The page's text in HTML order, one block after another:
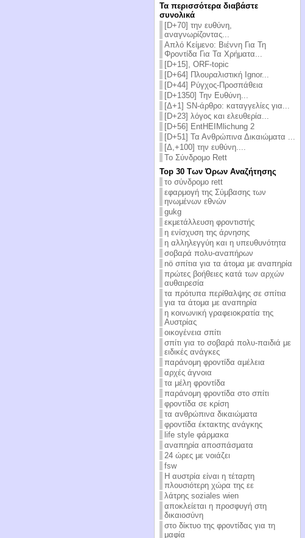
Τα περισσότερα διαβάστε
συνολικά
[D+70] την ευθύνη,
αναγνωρίζοντας...
Απλό Κείμενο: Βιέννη Για Τη
Φροντίδα Για Τα Χρήματα...
[D+15], ORF-topic
[D+64] Πλουραλιστική Ignor...
[D+44] Ρύγχος-Προσπάθεια
[D+1350] Την Ευθύνη...
[Δ+1] SN-άρθρο: καταγγελίες για...
[D+23] λόγος και ελευθερία...
[D+56] EntHEIMlichung 2
[D+51] Τα Ανθρώπινα Δικαιώματα ...
[Δ,+100] την ευθύνη....
Το Σύνδρομο Rett
Top 30 Των Όρων Αναζήτησης
το σύνδρομο rett
εφαρμογή της Σύμβασης των
ηνωμένων εθνών
gukg
εκμετάλλευση φροντιστής
η ενίσχυση της άρνησης
η αλληλεγγύη και η υπευθυνότητα
σοβαρά πολυ-αναπήρων
nö σπίτια για τα άτομα με αναπηρία
πρώτες βοήθειες κατά των αρχών
αυθαιρεσία
τα πρότυπα περίθαλψης σε σπίτια
για τα άτομα με αναπηρία
η κοινωνική γραφειοκρατία της
Αυστρίας
οικογένεια σπίτι
σπίτι για το σοβαρά πολυ-παιδιά με
ειδικές ανάγκες
παράνομη φροντίδα αμέλεια
αρχές άγνοια
τα μέλη φροντίδα
παράνομη φροντίδα στο σπίτι
φροντίδα σε κρίση
τα ανθρώπινα δικαιώματα
φροντίδα έκτακτης ανάγκης
life style φάρμακα
αναπηρία αποσπάσματα
24 ώρες με νοιάζει
fsw
Η αυστρία είναι η τέταρτη
πλουσιότερη χώρα της εε
λάτρης soziales wien
αποκλείεται η προσφυγή στη
δικαιοσύνη
στο δίκτυο της φροντίδας για τη
μαφία